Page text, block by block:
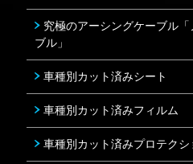
究極のアーシングケーブル「
ブル」
車種別カット済みシート
車種別カット済みフィルム
車種別カット済みプロテクシ